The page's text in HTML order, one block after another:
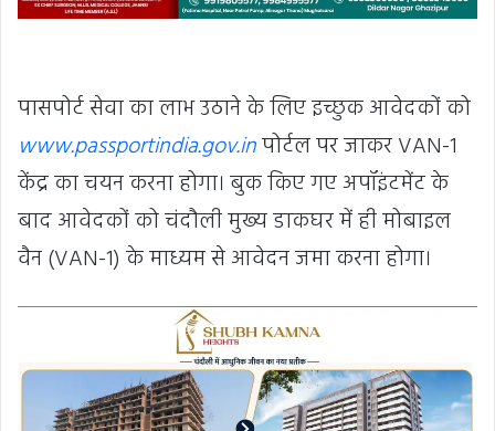
पासपोर्ट सेवा का लाभ उठाने के लिए इच्छुक आवेदकों को
www.passportindia.gov.inपोर्टल पर जाकर VAN-1
केंद्र का चयन करना होगा। बुक किए गए अपॉइंटमेंट के
बाद आवेदकों को चंदौली मुख्य डाकघर में ही मोबाइल
वैन (VAN-1) के माध्यम से आवेदन जमा करना होगा।